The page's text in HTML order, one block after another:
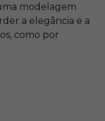
modelagem
a elegância e a
como por